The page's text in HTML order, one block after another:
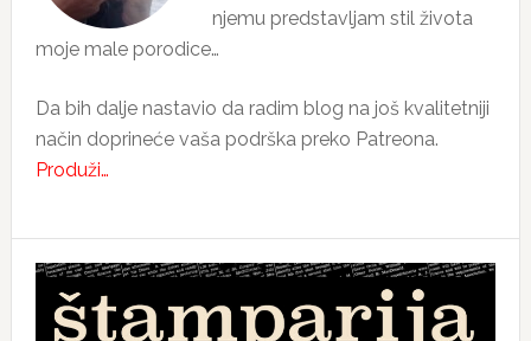
njemu predstavljam stil života
moje male porodice…
Da bih dalje nastavio da radim blog na još kvalitetniji
način doprineće vaša podrška preko Patreona.
Produži…